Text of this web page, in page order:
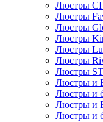
Люстры
Люстры
Люстры
Люстры
Люстры
Люстры
Люстры
Люстры и
Люстры и
Люстры и
Люстры и